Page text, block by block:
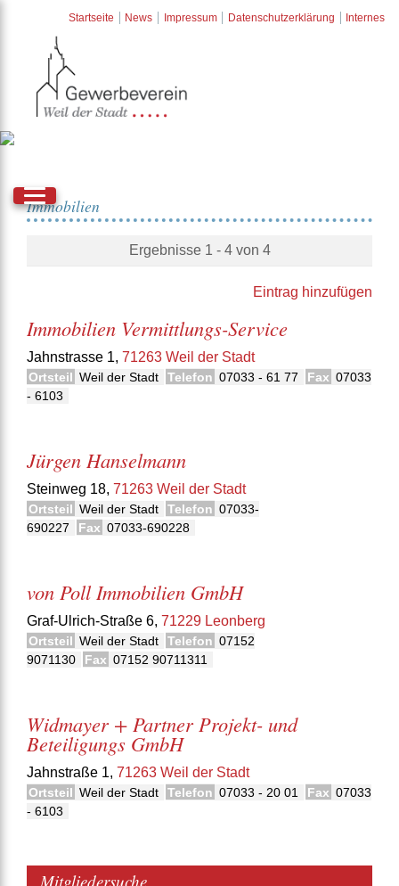
Startseite News Impressum Datenschutzerklärung Internes
Immobilien
Ergebnisse 1 - 4 von 4
Eintrag hinzufügen
Immobilien Vermittlungs-Service
Jahnstrasse 1, 71263 Weil der Stadt
Ortsteil Weil der Stadt Telefon 07033 - 61 77 Fax 07033
- 6103
Jürgen Hanselmann
Steinweg 18, 71263 Weil der Stadt
Ortsteil Weil der Stadt Telefon 07033-
690227
Fax 07033-690228
von Poll Immobilien GmbH
Graf-Ulrich-Straße 6, 71229 Leonberg
Ortsteil Weil der Stadt Telefon 07152
9071130
Fax 07152 90711311
Widmayer + Partner Projekt- und
Beteiligungs GmbH
Jahnstraße 1, 71263 Weil der Stadt
Ortsteil Weil der Stadt Telefon 07033 - 20 01 Fax 07033
- 6103
Mitgliedersuche